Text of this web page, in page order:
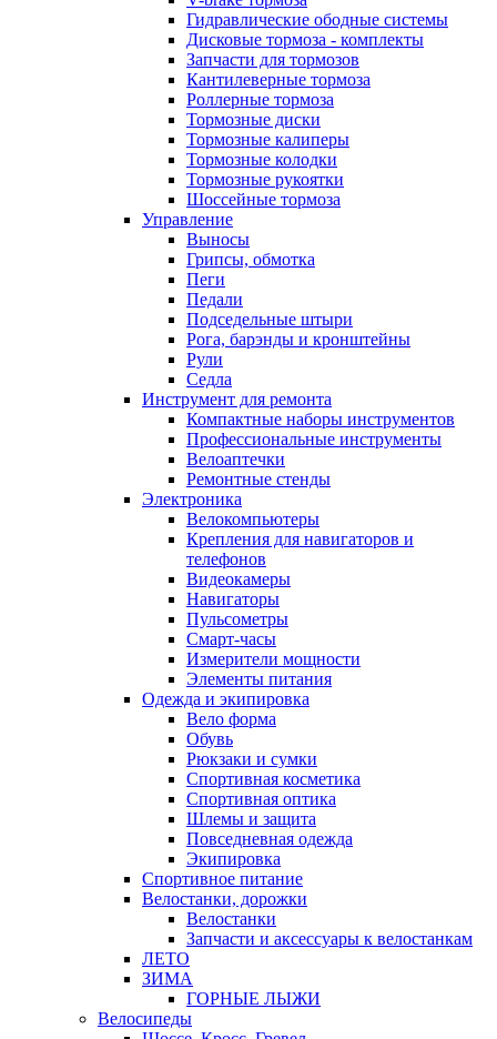
Гидравлические ободные системы
Дисковые тормоза - комплекты
Запчасти для тормозов
Кантилеверные тормоза
Роллерные тормоза
Тормозные диски
Тормозные калиперы
Тормозные колодки
Тормозные рукоятки
Шоссейные тормоза
Управление
Выносы
Грипсы, обмотка
Пеги
Педали
Подседельные штыри
Рога, барэнды и кронштейны
Рули
Седла
Инструмент для ремонта
Компактные наборы инструментов
Профессиональные инструменты
Велоаптечки
Ремонтные стенды
Электроника
Велокомпьютеры
Крепления для навигаторов и
телефонов
Видеокамеры
Навигаторы
Пульсометры
Смарт-часы
Измерители мощности
Элементы питания
Одежда и экипировка
Вело форма
Обувь
Рюкзаки и сумки
Спортивная косметика
Спортивная оптика
Шлемы и защита
Повседневная одежда
Экипировка
Спортивное питание
Велостанки, дорожки
Велостанки
Запчасти и аксессуары к велостанкам
ЛЕТО
ЗИМА
ГОРНЫЕ ЛЫЖИ
Велосипеды